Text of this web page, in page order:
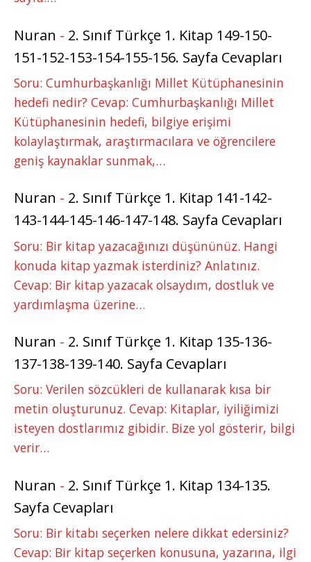
Nuran - 2. Sınıf Türkçe 1. Kitap 149-150-
151-152-153-154-155-156. Sayfa Cevapları
Soru: Cumhurbaşkanlığı Millet Kütüphanesinin
hedefi nedir? Cevap: Cumhurbaşkanlığı Millet
Kütüphanesinin hedefi, bilgiye erişimi
kolaylaştırmak, araştırmacılara ve öğrencilere
geniş kaynaklar sunmak,…
Nuran - 2. Sınıf Türkçe 1. Kitap 141-142-
143-144-145-146-147-148. Sayfa Cevapları
Soru: Bir kitap yazacağınızı düşününüz. Hangi
konuda kitap yazmak isterdiniz? Anlatınız.
Cevap: Bir kitap yazacak olsaydım, dostluk ve
yardımlaşma üzerine…
Nuran - 2. Sınıf Türkçe 1. Kitap 135-136-
137-138-139-140. Sayfa Cevapları
Soru: Verilen sözcükleri de kullanarak kısa bir
metin oluşturunuz. Cevap: Kitaplar, iyiliğimizi
isteyen dostlarımız gibidir. Bize yol gösterir, bilgi
verir…
Nuran - 2. Sınıf Türkçe 1. Kitap 134-135.
Sayfa Cevapları
Soru: Bir kitabı seçerken nelere dikkat edersiniz?
Cevap: Bir kitap seçerken konusuna, yazarına, ilgi